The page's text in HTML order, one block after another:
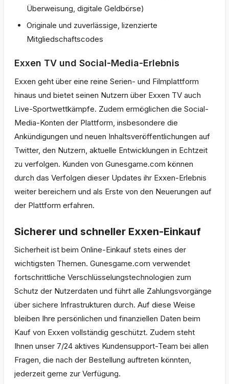
Überweisung, digitale Geldbörse)
Originale und zuverlässige, lizenzierte
Mitgliedschaftscodes
Exxen TV und Social-Media-Erlebnis
Exxen geht über eine reine Serien- und Filmplattform
hinaus und bietet seinen Nutzern über Exxen TV auch
Live-Sportwettkämpfe. Zudem ermöglichen die Social-
Media-Konten der Plattform, insbesondere die
Ankündigungen und neuen Inhaltsveröffentlichungen auf
Twitter, den Nutzern, aktuelle Entwicklungen in Echtzeit
zu verfolgen. Kunden von Gunesgame.com können
durch das Verfolgen dieser Updates ihr Exxen-Erlebnis
weiter bereichern und als Erste von den Neuerungen auf
der Plattform erfahren.
Sicherer und schneller Exxen-Einkauf
Sicherheit ist beim Online-Einkauf stets eines der
wichtigsten Themen. Gunesgame.com verwendet
fortschrittliche Verschlüsselungstechnologien zum
Schutz der Nutzerdaten und führt alle Zahlungsvorgänge
über sichere Infrastrukturen durch. Auf diese Weise
bleiben Ihre persönlichen und finanziellen Daten beim
Kauf von Exxen vollständig geschützt. Zudem steht
Ihnen unser 7/24 aktives Kundensupport-Team bei allen
Fragen, die nach der Bestellung auftreten könnten,
jederzeit gerne zur Verfügung.